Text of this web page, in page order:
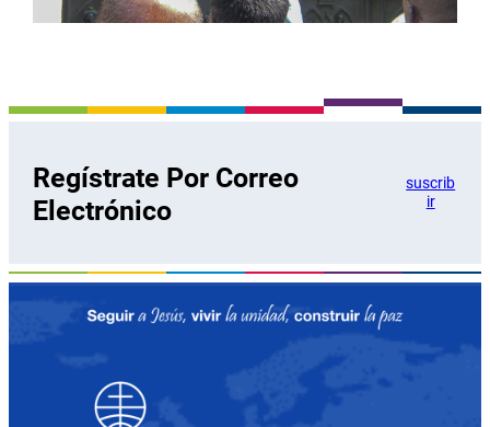
Regístrate Por Correo
Electrónico
suscrib
ir